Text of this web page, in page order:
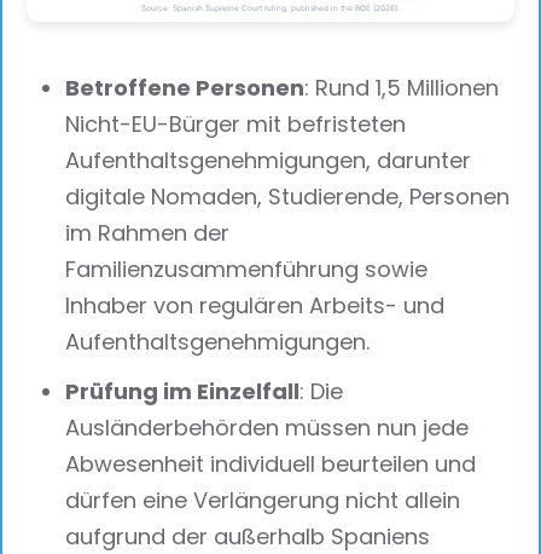
Betroffene Personen: Rund 1,5 Millionen
Nicht-EU-Bürger mit befristeten
Aufenthaltsgenehmigungen, darunter
digitale Nomaden, Studierende, Personen
im Rahmen der
Familienzusammenführung sowie
Inhaber von regulären Arbeits- und
Aufenthaltsgenehmigungen.
Prüfung im Einzelfall: Die
Ausländerbehörden müssen nun jede
Abwesenheit individuell beurteilen und
dürfen eine Verlängerung nicht allein
aufgrund der außerhalb Spaniens